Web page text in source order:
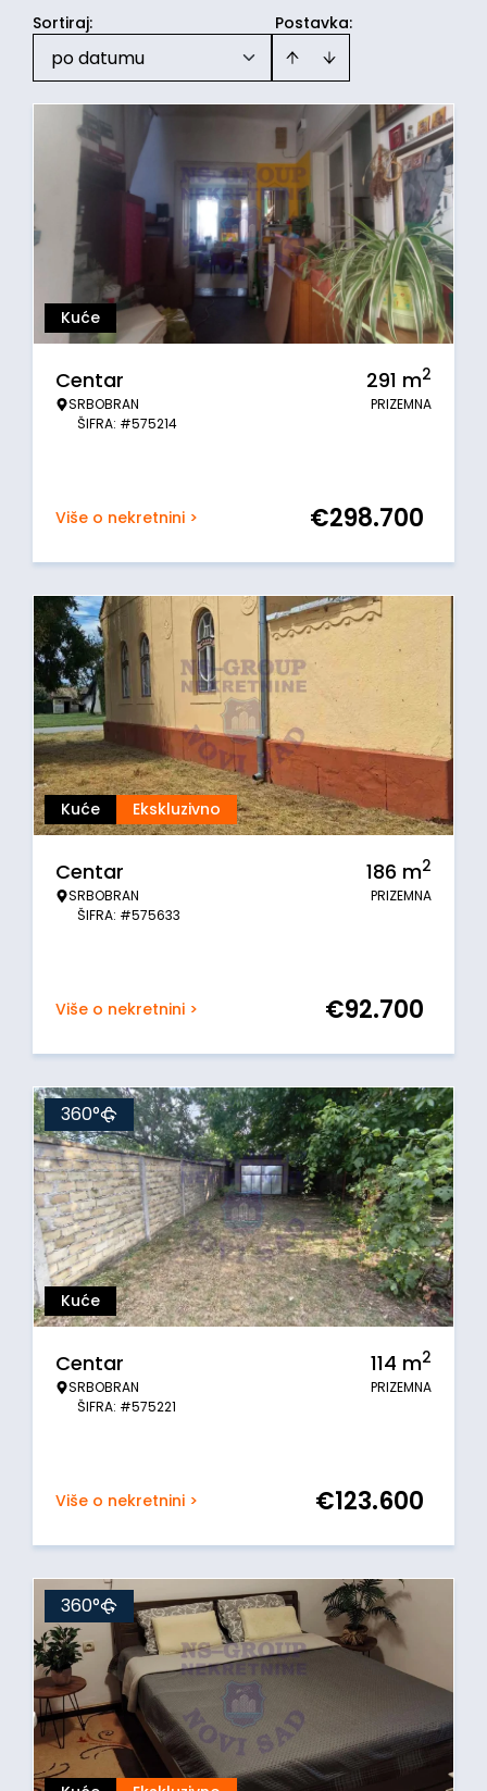
Postavka:
Sortiraj:
po datumu
Kuće
Centar
SRBOBRAN
ŠIFRA: #575214
291 m2
PRIZEMNA
Više o nekretnini > €298.700
Kuće Ekskluzivno
Centar
SRBOBRAN
ŠIFRA: #575633
186 m2
PRIZEMNA
Više o nekretnini > €92.700
Kuće
360°
Centar
SRBOBRAN
ŠIFRA: #575221
114 m2
PRIZEMNA
Više o nekretnini > €123.600
360°